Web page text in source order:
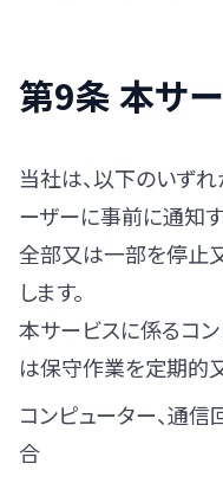
第9条 本サ
当社は、以下のいず
ーザーに事前に通知
全部又は一部を停止
します。
本サービスに係るコ
は保守作業を定期的
コンピューター、通
合